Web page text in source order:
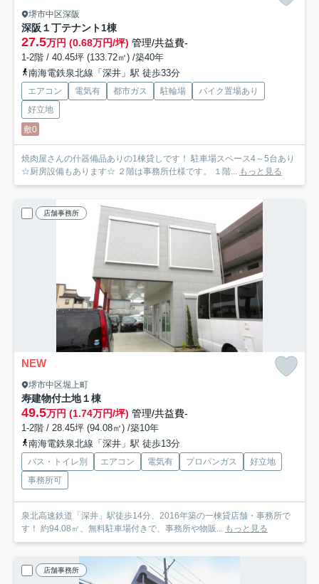
堺市中区深阪
深阪１丁テナント1棟
27.5万円 (0.68万円/坪) 管理/共益費-
1-2階 / 40.45坪 (133.72㎡) /築40年
南海電鉄泉北線「深井」駅 徒歩33分
エアコン 電気有 都市ガス 駐輪場
バイク置場あり
好立地
敷0
焼肉屋さんの什器備品ありの1棟貸しです！ 駐車場スペース4～5台あり
☆厨房設備もあります☆ ２階は事務所仕様です。 １階... もっと見る
店舗事務所
NEW
堺市中区堀上町
寿建物付土地１棟
49.5万円 (1.74万円/坪) 管理/共益費-
1-2階 / 28.45坪 (94.08㎡) /築10年
南海電鉄泉北線「深井」駅 徒歩13分
バス・トイレ別 エアコン 電気有 プロパンガス
好立地
事務所可
泉北高速鉄道「深井」駅徒歩14分、2016年築の一棟貸店舗・事務所で
す！ 約94.08㎡、無料駐車場付きで、事務所や物販... もっと見る
店舗事務所